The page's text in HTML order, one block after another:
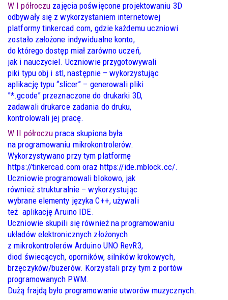
W I półroczu zajęcia poświęcone projektowaniu 3D
odbywały się z wykorzystaniem internetowej
platformy tinkercad.com, gdzie każdemu uczniowi
zostało założone indywidualne konto,
do którego dostęp miał zarówno uczeń,
jak i nauczyciel. Uczniowie przygotowywali
piki typu obj i stl, następnie – wykorzystując
aplikację typu “slicer” – generowali pliki
”*.gcode” przeznaczone do drukarki 3D,
zadawali drukarce zadania do druku,
kontrolowali jej pracę.
W II półroczu praca skupiona była
na programowaniu mikrokontrolerów.
Wykorzystywano przy tym platformę
https://tinkercad.com oraz https://ide.mblock.cc/.
Uczniowie programowali blokowo, jak
również strukturalnie – wykorzystując
wybrane elementy języka C++, używali
też aplikację Aruino IDE.
Uczniowie skupili się również na programowaniu
układów elektronicznych złożonych
z mikrokontrolerów Arduino UNO RevR3,
diod świecących, oporników, silników krokowych,
brzęczyków/buzerów. Korzystali przy tym z portów
programowanych PWM.
Dużą frajdą było programowanie utworów muzycznych.